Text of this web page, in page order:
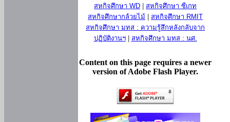
สหกิจศึกษา WD
สหกิจศึกษา ซีเกท
สหกิจศึกษากล้วยไม้
สหกิจศึกษา RMIT
สหกิจศึกษา มทส : ความรู้สึกหลังกลับจาก
ปฏิบัติงานฯ| สหกิจศึกษา มทส : นศ.
Content on this page requires a newer
version of Adobe Flash Player.